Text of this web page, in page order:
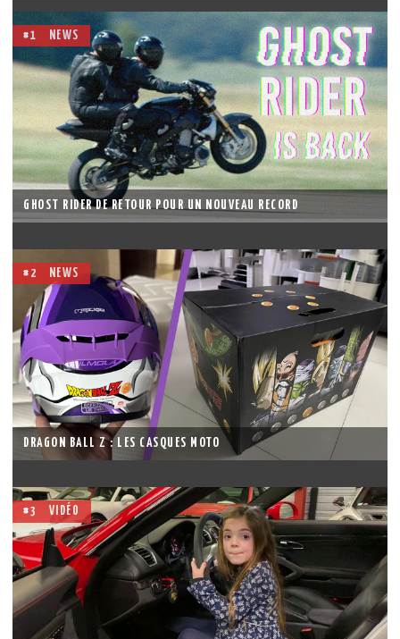
#1 NEWS
GHOST RIDER DE RETOUR POUR UN NOUVEAU RECORD
#2 NEWS
DRAGON BALL Z : LES CASQUES MOTO
#3 VIDÉO